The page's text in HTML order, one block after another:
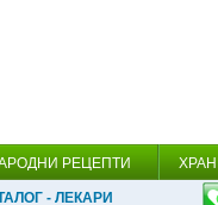
РЕЦЕПТИ
- ЛЕКАРИ